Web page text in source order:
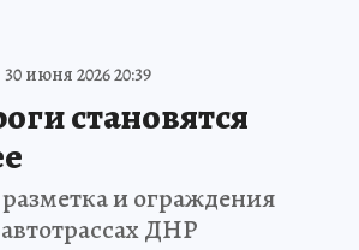
30 июня 2026 20:39
становятся
и ограждения
ДНР